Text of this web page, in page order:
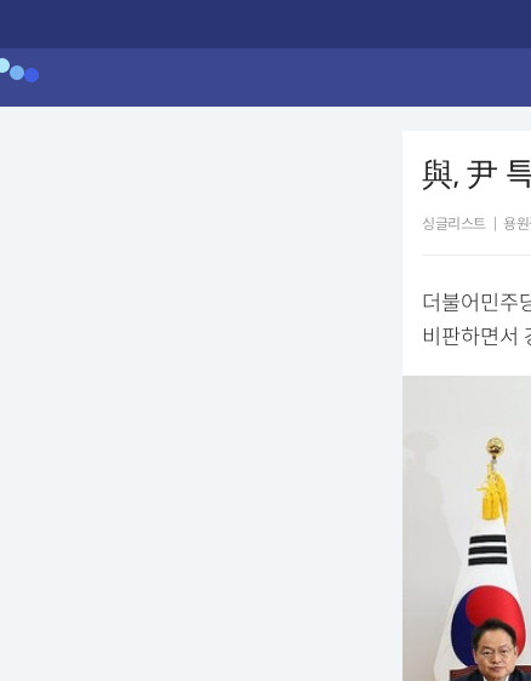
與, 尹
싱글리스트 용
더불어민주
비판하면서